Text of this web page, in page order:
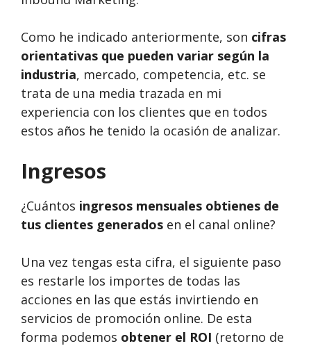
Como he indicado anteriormente, son cifras
orientativas que pueden variar según la
industria, mercado, competencia, etc. se
trata de una media trazada en mi
experiencia con los clientes que en todos
estos años he tenido la ocasión de analizar.
Ingresos
¿Cuántos ingresos mensuales obtienes de
tus clientes generados en el canal online?
Una vez tengas esta cifra, el siguiente paso
es restarle los importes de todas las
acciones en las que estás invirtiendo en
servicios de promoción online. De esta
forma podemos obtener el ROI (retorno de